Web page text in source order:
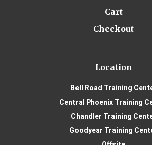
Cart
Checkout
Location
Bell Road Training
Central Phoenix Training
Chandler Training
Goodyear Training